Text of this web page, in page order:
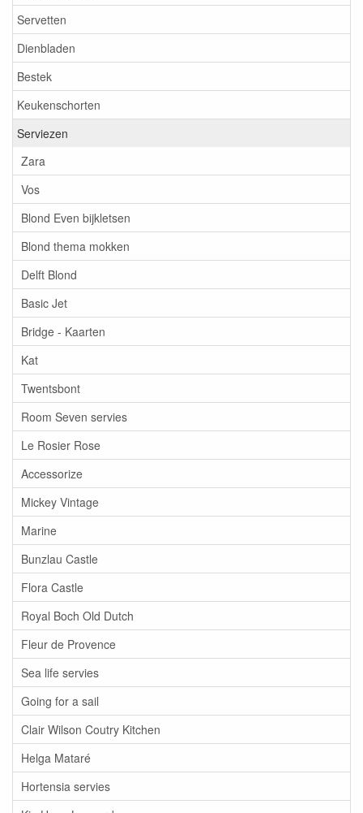
Servetten
Dienbladen
Bestek
Keukenschorten
Serviezen
Zara
Vos
Blond Even bijkletsen
Blond thema mokken
Delft Blond
Basic Jet
Bridge - Kaarten
Kat
Twentsbont
Room Seven servies
Le Rosier Rose
Accessorize
Mickey Vintage
Marine
Bunzlau Castle
Flora Castle
Royal Boch Old Dutch
Fleur de Provence
Sea life servies
Going for a sail
Clair Wilson Coutry Kitchen
Helga Mataré
Hortensia servies